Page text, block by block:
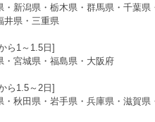
・新潟県・栃木県・群馬県・千葉
井県・三重県
ら1～1.5日]
・宮城県・福島県・大阪府
ら1.5～2日]
・秋田県・岩手県・兵庫県・滋賀